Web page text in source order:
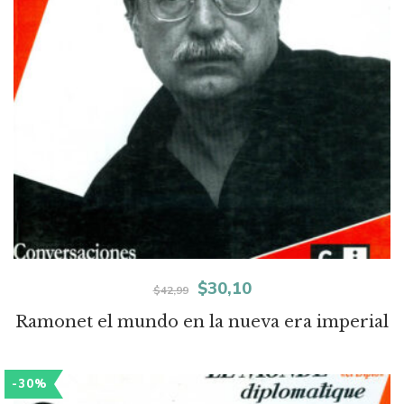
Ramonet el mundo en la nueva era imperial
$42,99
El
precio
era:
$30,10El
precio
es:
-30%